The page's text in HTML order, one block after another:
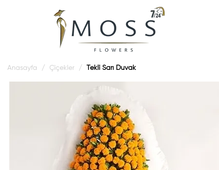
Anasayfa Çiçekler Tekli Sarı Duvak